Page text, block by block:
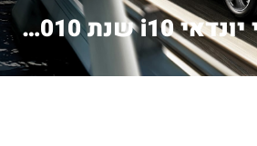
שלום , רכשתי יונדאי i10 שנת 2010 כשנס...